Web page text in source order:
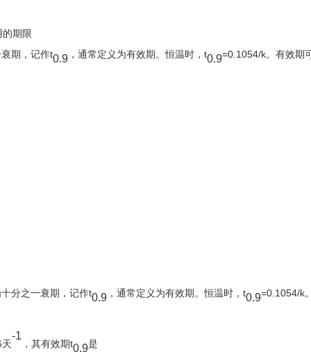
期限
期，记作t0.9 ，通常定义为有效期。恒温时，t0.9=0.1054/k。有效期
分之一衰期，记作t0.9 ，通常定义为有效期。恒温时，t0.9=0.1054/k
-1
，其有效期t0.9是